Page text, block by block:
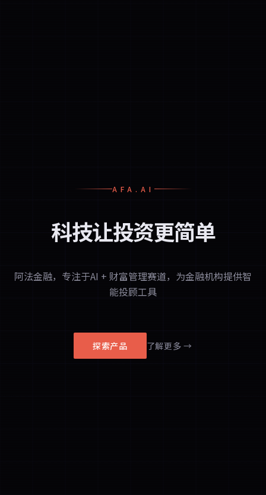
AFA.AI
科技让投资更简单
阿法金融，专注于AI + 财富管理赛道，为金融机构提供智
能投顾工具
探索产品 了解更多 →